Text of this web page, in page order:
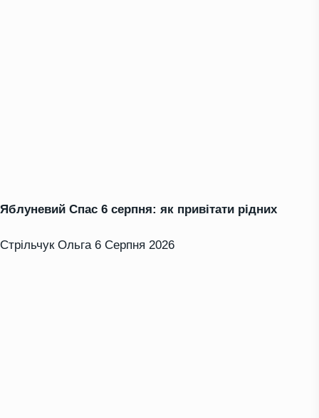
Яблуневий Спас 6 серпня: як привітати рідних
Стрільчук Ольга 6 Серпня 2026